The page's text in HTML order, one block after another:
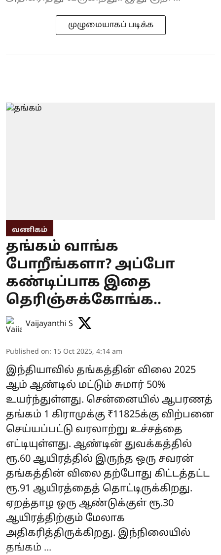
முழுமையாகப் படிக்க
வணிகம்
தங்கம் வாங்க
போறீங்களா? அப்போ
கண்டிப்பாக இதை
தெரிஞ்சுக்கோங்க..
Vaijayanthi S
Published on: 15 Oct 2025, 4:14 am
இந்தியாவில் தங்கத்தின் விலை 2025
ஆம் ஆண்டில் மட்டும் சுமார் 50%
உயர்ந்துள்ளது. சென்னையில் ஆபரணத்
தங்கம் 1 கிராமுக்கு ₹11825க்கு விற்பனை
செய்யப்பட்டு வரலாற்று உச்சத்தை
எட்டியுள்ளது. ஆண்டின் துவக்கத்தில்
ரூ.60 ஆயிரத்தில் இருந்த ஒரு சவரன்
தங்கத்தின் விலை தற்போது கிட்டத்தட்ட
ரூ.91 ஆயிரத்தைத் தொட்டிருக்கிறது.
ஏறத்தாழ ஒரு ஆண்டுக்குள் ரூ.30
ஆயிரத்திற்கும் மேலாக
அதிகரித்திருக்கிறது. இந்நிலையில்
தங்கம் ...